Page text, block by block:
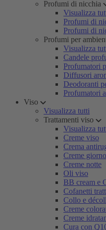
Profumi di nicchia
Visualizza
Profumi di
Profumi di
Profumi per
Visualizza
Candele
Profumatori
Diffusori
Deodoranti
Profumatori
Viso
Visualizza tutti
Trattamenti viso
Visualizza
Creme viso
Crema
Creme giorno
Creme notte
Oli viso
BB cream e
Cofanetti
Collo e
Creme
Creme
Cura con